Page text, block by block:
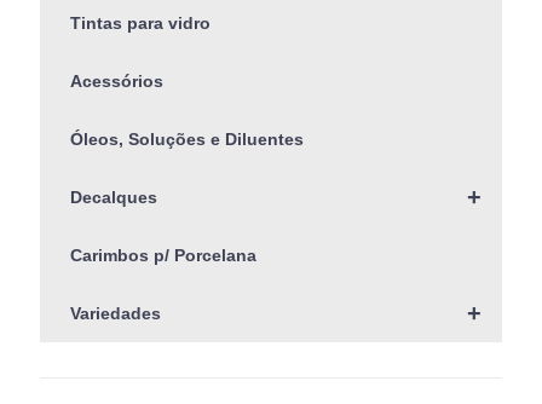
Tintas para vidro
Acessórios
Óleos, Soluções e Diluentes
+
Decalques
Carimbos p/ Porcelana
+
Variedades